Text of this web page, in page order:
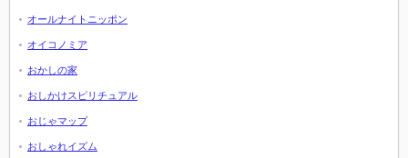
オールナイトニッポン
オイコノミア
おかしの家
おしかけスピリチュアル
おじゃマップ
おしゃれイズム